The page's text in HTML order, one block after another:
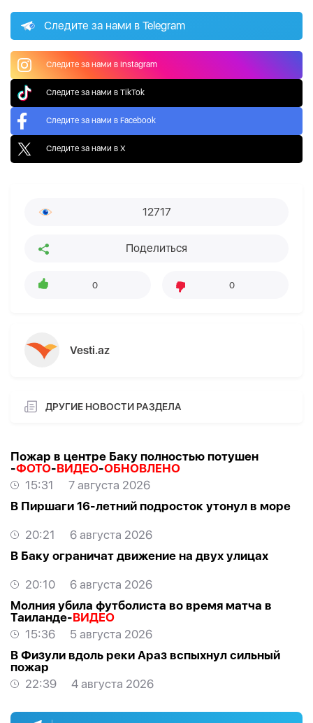
Следите за нами в Telegram
Следите за нами в Instagram
Следите за нами в TikTok
Следите за нами в Facebook
Следите за нами в X
12717
Поделиться
0 0
Vesti.az
ДРУГИЕ НОВОСТИ РАЗДЕЛА
Пожар в центре Баку полностью потушен
-ФОТО-ВИДЕО-ОБНОВЛЕНО
15:31
7 августа 2026
В Пиршаги 16-летний подросток утонул в море
20:21
6 августа 2026
В Баку ограничат движение на двух улицах
20:10
6 августа 2026
Молния убила футболиста во время матча в
Таиланде-ВИДЕО
15:36
5 августа 2026
В Физули вдоль реки Араз вспыхнул сильный
пожар
22:39
4 августа 2026